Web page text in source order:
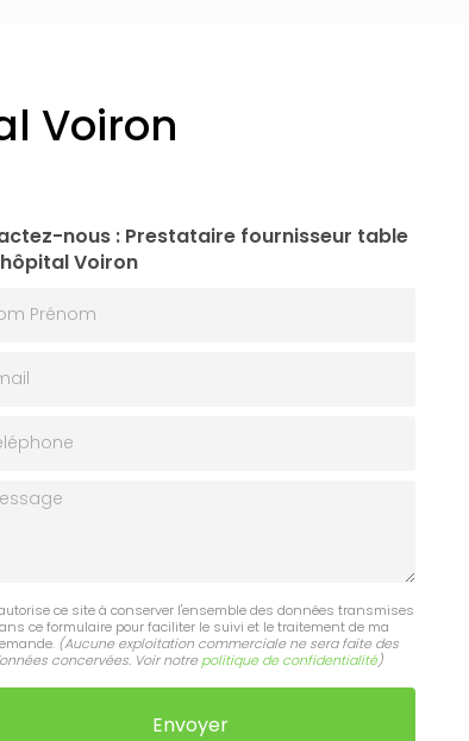
Voiron
nous : Prestataire fournisseur table
Voiron
ce site à conserver l'ensemble des données transmises
ce formulaire pour faciliter le suivi et le traitement de ma
(Aucune exploitation commerciale ne sera faite des
concervées. Voir notre politique de confidentialité)